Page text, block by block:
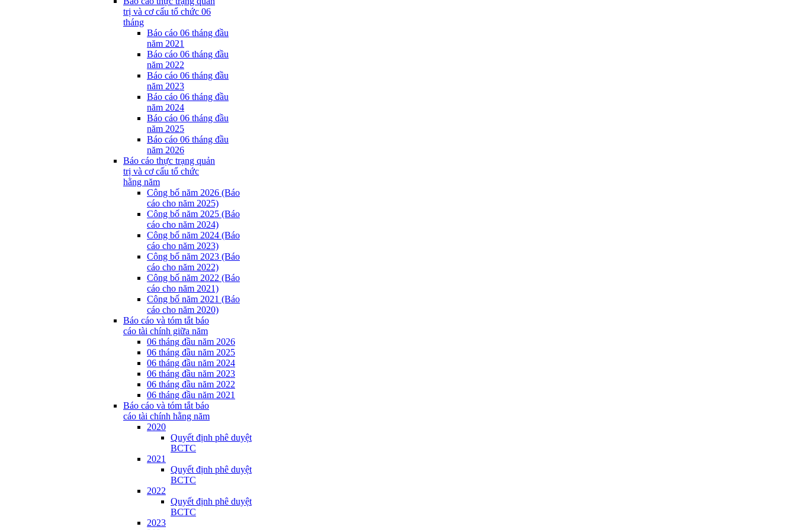
trị và cơ cấu tổ chức 06
tháng
Báo cáo 06 tháng đầu
năm 2021
Báo cáo 06 tháng đầu
năm 2022
Báo cáo 06 tháng đầu
năm 2023
Báo cáo 06 tháng đầu
năm 2024
Báo cáo 06 tháng đầu
năm 2025
Báo cáo 06 tháng đầu
năm 2026
Báo cáo thực trạng quản
trị và cơ cấu tổ chức
hằng năm
Công bố năm 2026 (Báo
cáo cho năm 2025)
Công bố năm 2025 (Báo
cáo cho năm 2024)
Công bố năm 2024 (Báo
cáo cho năm 2023)
Công bố năm 2023 (Báo
cáo cho năm 2022)
Công bố năm 2022 (Báo
cáo cho năm 2021)
Công bố năm 2021 (Báo
cáo cho năm 2020)
Báo cáo và tóm tắt báo
cáo tài chính giữa năm
06 tháng đầu năm 2026
06 tháng đầu năm 2025
06 tháng đầu năm 2024
06 tháng đầu năm 2023
06 tháng đầu năm 2022
06 tháng đầu năm 2021
Báo cáo và tóm tắt báo
cáo tài chính hằng năm
2020
Quyết định phê duyệt
BCTC
2021
Quyết định phê duyệt
BCTC
2022
Quyết định phê duyệt
BCTC
2023